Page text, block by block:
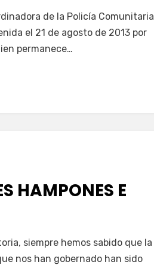
de la Policía Comunitaria
el 21 de agosto de 2013 por
permanece…
HAMPONES E
siempre hemos sabido que la
nos han gobernado han sido